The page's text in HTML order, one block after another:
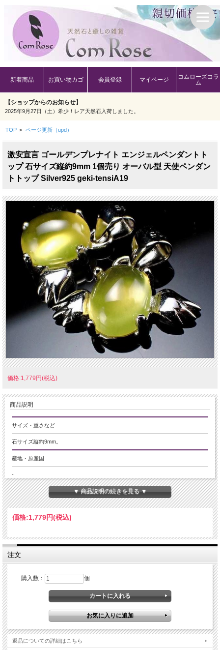
新着商品 お買い物カゴ 会員登録 マイページ
コムローズコラ
ム
【ショップからのお知らせ】
2025年9月27日（土）希少！レア天然石入荷しました。
TOP > ページ更新（upd）
激安宣言 ゴールデンプレナイト エンジェルペンダントト
ップ 石サイズ縦約9mm 1個売り オーバル型 天使ペンダン
トトップ Silver925 geki-tensiA19
価格:1,779円(税込)
商品説明
サイズ・重さなど
石サイズ縦約9mm。
産地・原産国
-
グレードなど
-
プレナイト【葡萄石】
商品説明
かわいい天使型のエンジェルペンダントトップが入荷です。
希少なゴールデンカラーのプレナイトを使用しています！
不純物がほとんどなく、透明感抜群です。
［真実を見抜く石］と云われ、恋人や家族の気持ちがわからない時や、不安や疑
の高い天然石です！
ご注意事項
※トップの金具部分はロットごとに仕様がかわる場合がございます。
▼ 商品説明の続きを見る ▼
価格:1,779円(税込)
注文
購入数： 個
返品についての詳細はこちら